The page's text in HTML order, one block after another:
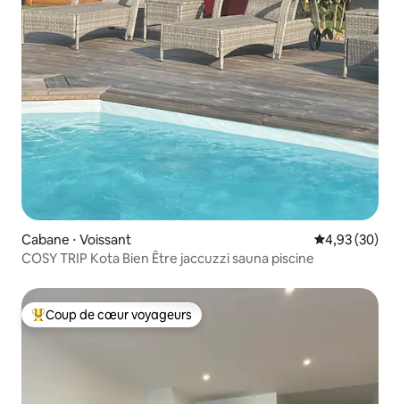
Cabane ⋅ Voissant Évaluation
4,93 (30)
COSY TRIP Kota Bien Être jaccuzzi sauna piscine
Coups de cœur voyageurs les plus appréciés
Coup de cœur voyageurs